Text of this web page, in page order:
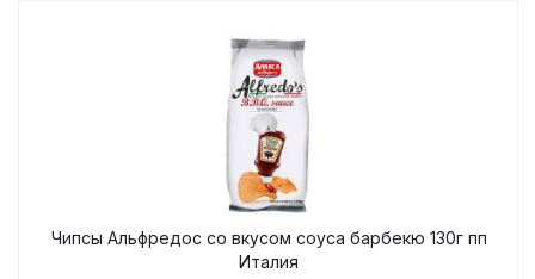
Чипсы Альфредос со вкусом соуса барбекю 130г пп
Италия